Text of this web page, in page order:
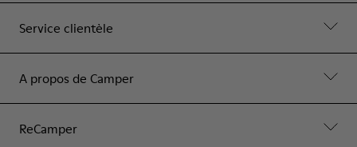
Service clientèle
A propos de Camper
ReCamper